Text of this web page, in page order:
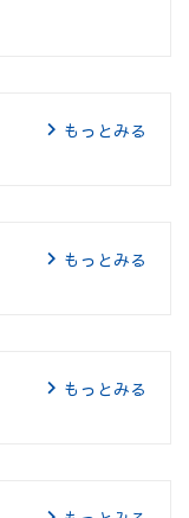
もっとみる
もっとみる
もっとみる